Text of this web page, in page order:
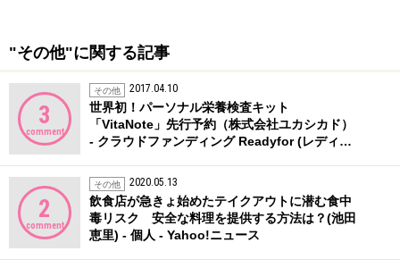
"その他"に関する記事
3
comment
その他 2017.04.10
世界初！パーソナル栄養検査キット
「VitaNote」先行予約（株式会社ユカシカド）
- クラウドファンディング Readyfor (レディ…
2
comment
その他 2020.05.13
飲食店が急きょ始めたテイクアウトに潜む食中
毒リスク 安全な料理を提供する方法は？(池田
恵里) - 個人 - Yahoo!ニュース